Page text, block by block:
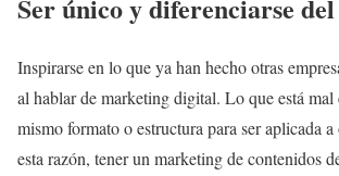
Ser único y diferenciarse
Inspirarse en lo que ya han hecho otras
al hablar de marketing digital. Lo que está mal
mismo formato o estructura para ser aplicada
esta razón, tener un marketing de contenidos